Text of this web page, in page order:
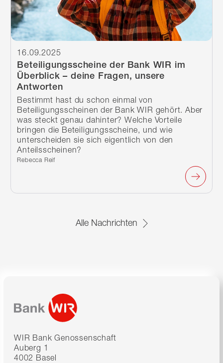
Beteiligungsscheine der Bank WIR im
Überblick – deine Fragen, unsere
Antworten
16.09.2025
Bestimmt hast du schon einmal von
Beteiligungsscheinen der Bank WIR gehört. Aber
was steckt genau dahinter? Welche Vorteile
bringen die Beteiligungsscheine, und wie
unterscheiden sie sich eigentlich von den
Anteilsscheinen?
Verfasst von:
Rebecca Reif
Alle Nachrichten
WIR Bank Genossenschaft
Auberg 1
4002 Basel